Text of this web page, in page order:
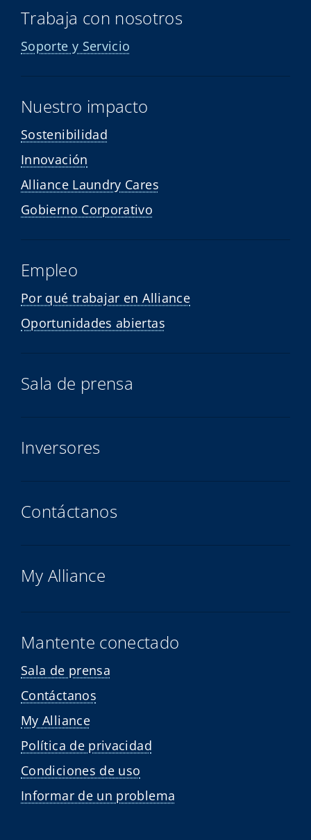
Trabaja con nosotros
Soporte y Servicio
Nuestro impacto
Sostenibilidad
Innovación
Alliance Laundry Cares
Gobierno Corporativo
Empleo
Por qué trabajar en Alliance
Oportunidades abiertas
Sala de prensa
Inversores
Contáctanos
My Alliance
Mantente conectado
Sala de prensa
Contáctanos
My Alliance
Política de privacidad
Condiciones de uso
Informar de un problema